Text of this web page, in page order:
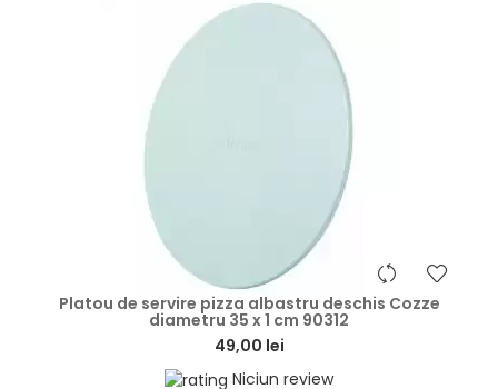
Platou de servire pizza albastru deschis Cozze
diametru 35 x 1 cm 90312
49,00 lei
Niciun review